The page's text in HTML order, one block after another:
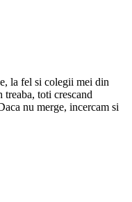
la fel si colegii mei din
treaba, toti crescand
nu merge, incercam si